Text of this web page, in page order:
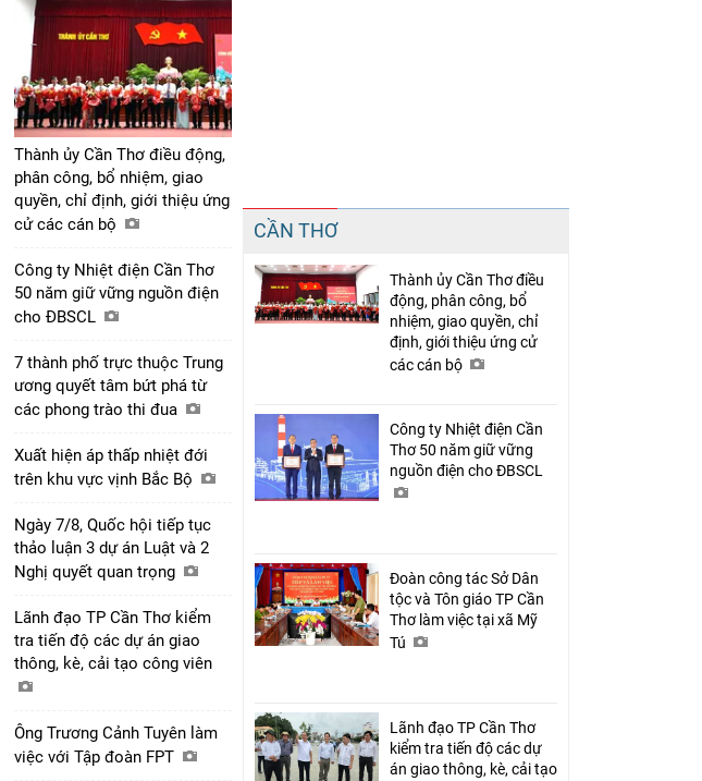
Chia sẻ
Thành ủy Cần Thơ điều động,
phân công, bổ nhiệm, giao
quyền, chỉ định, giới thiệu ứng
cử các cán bộ
Công ty Nhiệt điện Cần Thơ
50 năm giữ vững nguồn điện
cho ĐBSCL
7 thành phố trực thuộc Trung
ương quyết tâm bứt phá từ
các phong trào thi đua
Xuất hiện áp thấp nhiệt đới
trên khu vực vịnh Bắc Bộ
Ngày 7/8, Quốc hội tiếp tục
thảo luận 3 dự án Luật và 2
Nghị quyết quan trọng
Lãnh đạo TP Cần Thơ kiểm
tra tiến độ các dự án giao
thông, kè, cải tạo công viên
Ông Trương Cảnh Tuyên làm
việc với Tập đoàn FPT
CẦN THƠ
Thành ủy Cần Thơ điều
động, phân công, bổ
nhiệm, giao quyền, chỉ
định, giới thiệu ứng cử
các cán bộ
Công ty Nhiệt điện Cần
Thơ 50 năm giữ vững
nguồn điện cho ĐBSCL
Đoàn công tác Sở Dân
tộc và Tôn giáo TP Cần
Thơ làm việc tại xã Mỹ
Tú
Lãnh đạo TP Cần Thơ
kiểm tra tiến độ các dự
án giao thông, kè, cải tạo